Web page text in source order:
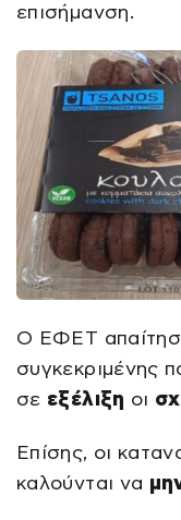
επισήμανση.
Ο ΕΦΕΤ
συγκεκριμένης
σε εξέλιξη οι
Επίσης, οι
καλούνται να